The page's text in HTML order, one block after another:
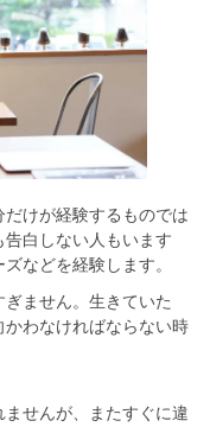
だけが経験するものでは
白しない人もいます
などを経験します。
ません。生きていた
わなければならない時
せんが、またすぐに違